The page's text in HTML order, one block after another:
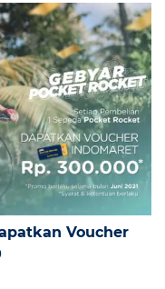
( Ayah, Bunda dan si kecil)
Voucher